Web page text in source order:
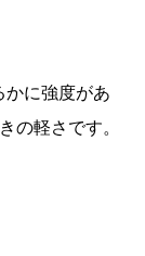
かに強度があ
の軽さです。